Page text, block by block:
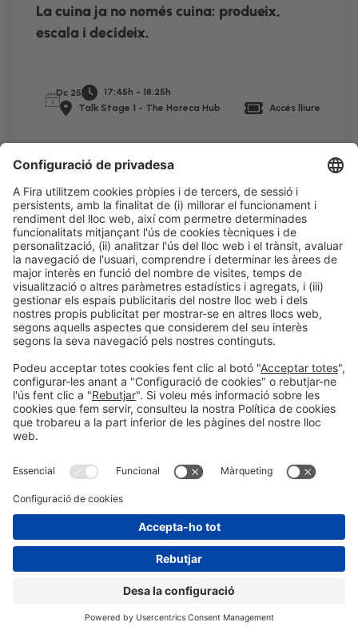
La cuina ja no només cuina: produeix,
escala i decideix.
Dc 25
17:45h - 18:25h
Talk Stage 1 - The Horeca Hub
Accés lliure
LLegir més
Informació legal Avís legal Política de privacitat Política de cookies
#HOSTELCO2026
a les xarxes socials
© 2026 Fira de Barcelona